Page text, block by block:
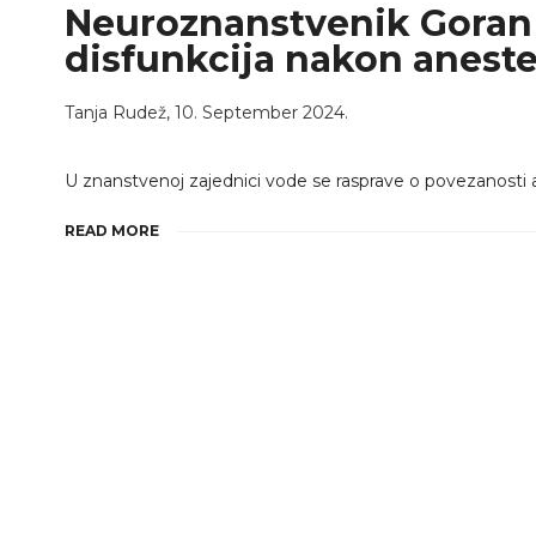
Neuroznanstvenik
disfunkcija nakon
Tanja Rudež, 10. September 2024.
U znanstvenoj zajednici vode se rasprave o
READ MORE